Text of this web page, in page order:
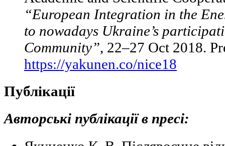
“European Integration in the
to nowadays Ukraine’s
Community”, 22–27 Oct 2018.
https://yakunen.co/nice18
Публікації
Авторські публікації в пресі: